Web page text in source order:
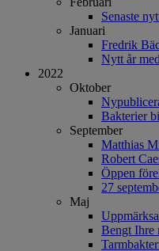
Senaste
Januari
Fredrik
Nytt år
2022
Oktober
Bakterier
September
Matthias
Robert
Öppen
27
Maj
Bengt Ihre